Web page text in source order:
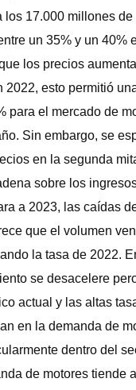
los 17.000 millones
un 35% y un 40%
los precios
2022, esto permitió
para el mercado de
Sin embargo, se
en la segunda
sobre los
a 2023, las caídas
que el volumen
la tasa de 2022.
se desacelere
actual y las altas
en la demanda de
dentro del
de motores tiende